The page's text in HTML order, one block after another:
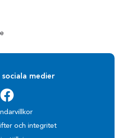
sociala medier
och integritet